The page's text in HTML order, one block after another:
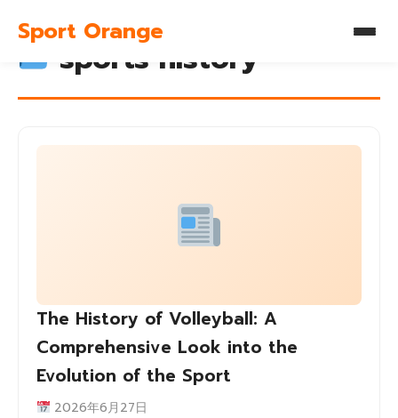
Sport Orange
sports history
The History of Volleyball: A
Comprehensive Look into the
Evolution of the Sport
2026年6月27日